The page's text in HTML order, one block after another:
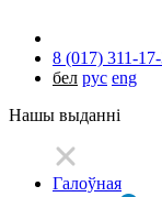
8 (017) 311-
бел рус eng
Нашы выданні
Галоўная